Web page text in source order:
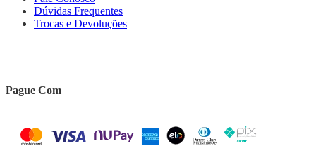
Dúvidas Frequentes
Trocas e Devoluções
Pague Com